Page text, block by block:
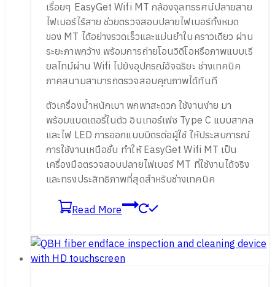
เรื่อยๆ EasyGet Wifi MT กล้องจุลทรรศน์ปลายสาย
ไฟเบอร์ไร้สาย ช่วยตรวจสอบปลายไฟเบอร์ทั้งหมด
ของ MT ได้อย่างรวดเร็วและแม่นยำในคราวเดียว ผ่าน
ระยะภาพกว้าง พร้อมการถ่ายโอนวิดีโอหรือภาพแบบเรี
ยลไทม์ผ่าน Wifi ไปยังอุปกรณ์อัจฉริยะ ช่างเทคนิค
ภาคสนามสามารถตรวจสอบคุณภาพได้ทันที
ตัวเครื่องน้ำหนักเบา พกพาสะดวก ใช้งานง่าย มา
พร้อมแบตเตอรี่ในตัว อินเทอร์เฟซ Type C แบบสากล
และไฟ LED การออกแบบมิตรต่อผู้ใช้ ให้ประสบการณ์
การใช้งานเหนือชั้น ทำให้ EasyGet Wifi MT เป็น
เครื่องมือตรวจสอบปลายไฟเบอร์ MT ที่ใช้งานได้จริง
และทรงประสิทธิภาพที่สุดสำหรับช่างเทคนิค
Read More